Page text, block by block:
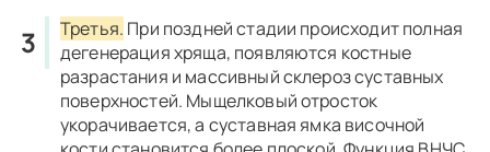
Третья. При поздней стадии происходит полная
дегенерация хряща, появляются костные
разрастания и массивный склероз суставных
поверхностей. Мыщелковый отросток
укорачивается, а суставная ямка височной